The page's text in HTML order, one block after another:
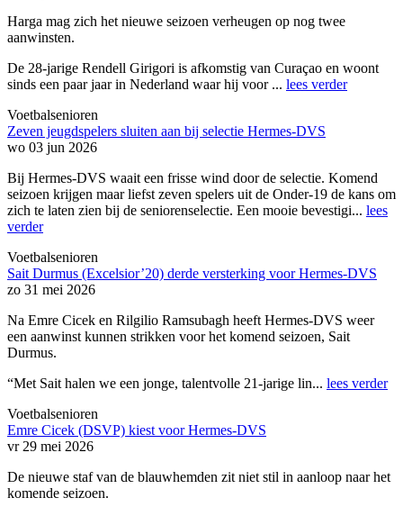
Harga mag zich het nieuwe seizoen verheugen op nog twee
aanwinsten.
De 28-jarige Rendell Girigori is afkomstig van Curaçao en woont
sinds een paar jaar in Nederland waar hij voor ... lees verder
Voetbalsenioren
Zeven jeugdspelers sluiten aan bij selectie Hermes-DVS
wo 03 jun 2026
Bij Hermes-DVS waait een frisse wind door de selectie. Komend
seizoen krijgen maar liefst zeven spelers uit de Onder-19 de kans om
zich te laten zien bij de seniorenselectie. Een mooie bevestigi... lees
verder
Voetbalsenioren
Sait Durmus (Excelsior’20) derde versterking voor Hermes-DVS
zo 31 mei 2026
Na Emre Cicek en Rilgilio Ramsubagh heeft Hermes-DVS weer
een aanwinst kunnen strikken voor het komend seizoen, Sait
Durmus.
“Met Sait halen we een jonge, talentvolle 21-jarige lin... lees verder
Voetbalsenioren
Emre Cicek (DSVP) kiest voor Hermes-DVS
vr 29 mei 2026
De nieuwe staf van de blauwhemden zit niet stil in aanloop naar het
komende seizoen.